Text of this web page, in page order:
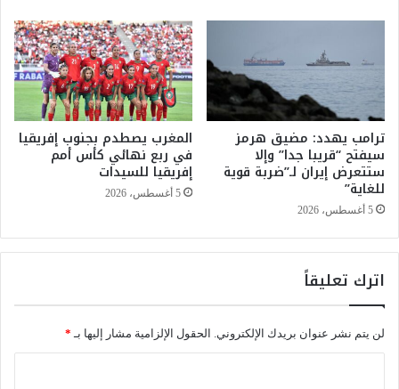
ر
ي
و
ن
م
ح
ف
ظ
ظ
ف
ي
ق
ط
ا
ع
ا
ر
ا
ف
ترامب يهدد: مضيق هرمز
سيفتح “قريبا جدا” وإلا
ستتعرض إيران لـ”ضربة قوية
للغاية”
5 أغسطس، 2026
المغرب يصطدم بجنوب إفريقيا
في ربع نهائي كأس أمم
إفريقيا للسيدات
5 أغسطس، 2026
اترك تعليقاً
لن يتم نشر عنوان بريدك الإلكتروني. الحقول الإلزامية مشار إليها بـ *